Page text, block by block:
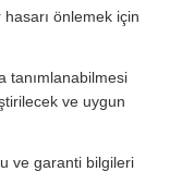
önlemek için
tanımlanabilmesi
ve uygun
ve garanti bilgileri